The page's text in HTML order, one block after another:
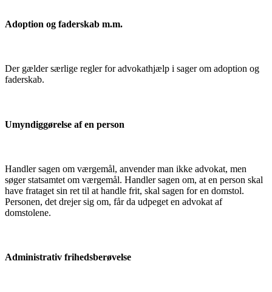
Adoption og faderskab m.m.
Der gælder særlige regler for advokathjælp i sager om adoption og
faderskab.
Umyndiggørelse af en person
Handler sagen om værgemål, anvender man ikke advokat, men
søger statsamtet om værgemål. Handler sagen om, at en person skal
have frataget sin ret til at handle frit, skal sagen for en domstol.
Personen, det drejer sig om, får da udpeget en advokat af
domstolene.
Administrativ frihedsberøvelse